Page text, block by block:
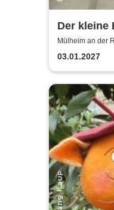
Der kleine
der
Mülheim an der
Ringlokschuppen
03.01.2027